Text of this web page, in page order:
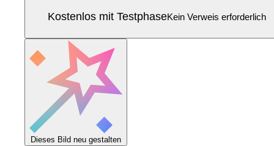
Kostenlos mit TestphaseKein Verweis erforderlich
Dieses Bild neu gestalten